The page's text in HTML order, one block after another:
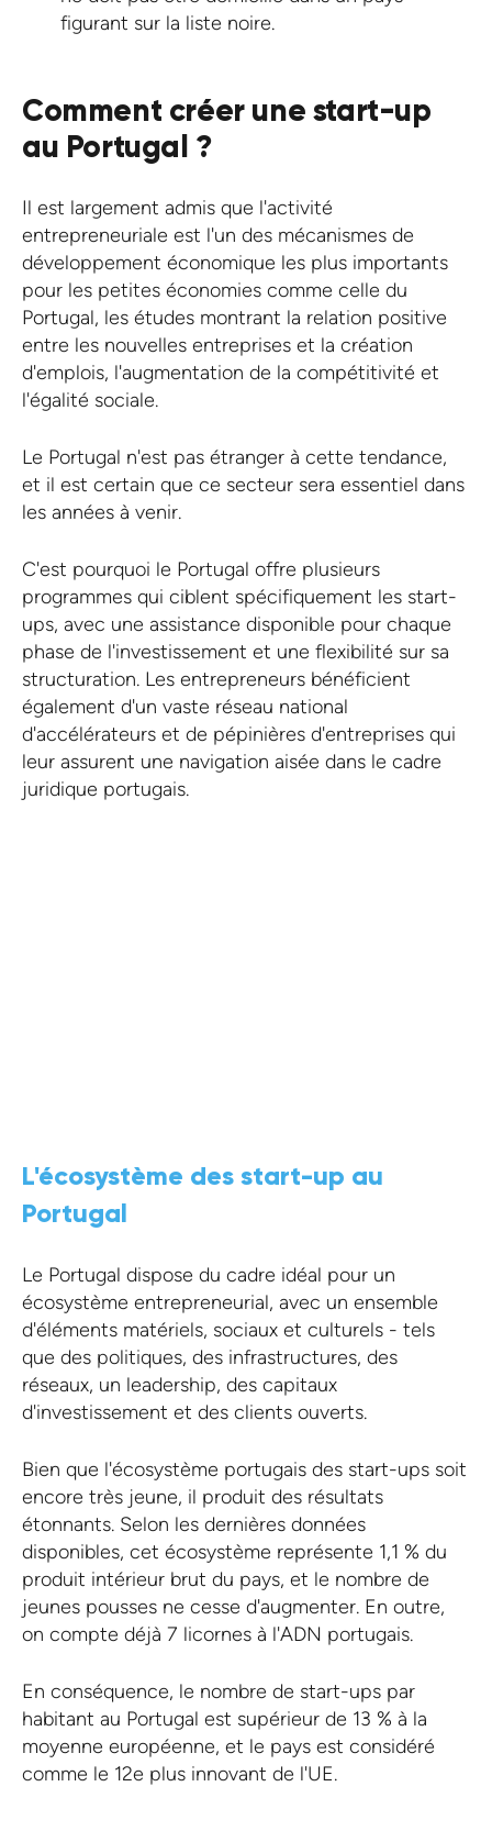
figurant sur la liste noire.
Comment créer une start-up
au Portugal ?
Il est largement admis que l'activité
entrepreneuriale est l'un des mécanismes de
développement économique les plus importants
pour les petites économies comme celle du
Portugal, les études montrant la relation positive
entre les nouvelles entreprises et la création
d'emplois, l'augmentation de la compétitivité et
l'égalité sociale.
Le Portugal n'est pas étranger à cette tendance,
et il est certain que ce secteur sera essentiel dans
les années à venir.
C'est pourquoi le Portugal offre plusieurs
programmes qui ciblent spécifiquement les start-
ups, avec une assistance disponible pour chaque
phase de l'investissement et une flexibilité sur sa
structuration. Les entrepreneurs bénéficient
également d'un vaste réseau national
d'accélérateurs et de pépinières d'entreprises qui
leur assurent une navigation aisée dans le cadre
juridique portugais.
L'écosystème des start-up au
Portugal
Le Portugal dispose du cadre idéal pour un
écosystème entrepreneurial, avec un ensemble
d'éléments matériels, sociaux et culturels - tels
que des politiques, des infrastructures, des
réseaux, un leadership, des capitaux
d'investissement et des clients ouverts.
Bien que l'écosystème portugais des start-ups soit
encore très jeune, il produit des résultats
étonnants. Selon les dernières données
disponibles, cet écosystème représente 1,1 % du
produit intérieur brut du pays, et le nombre de
jeunes pousses ne cesse d'augmenter. En outre,
on compte déjà 7 licornes à l'ADN portugais.
En conséquence, le nombre de start-ups par
habitant au Portugal est supérieur de 13 % à la
moyenne européenne, et le pays est considéré
comme le 12e plus innovant de l'UE.